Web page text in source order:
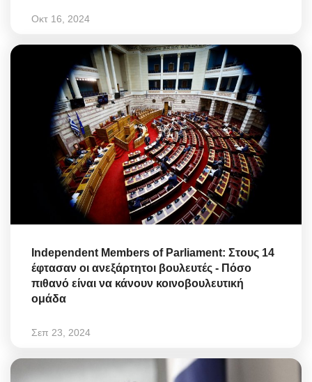
Οκτ 16, 2024
Independent Members of Parliament: Στους 14
έφτασαν οι ανεξάρτητοι βουλευτές - Πόσο
πιθανό είναι να κάνουν κοινοβουλευτική
ομάδα
Σεπ 23, 2024